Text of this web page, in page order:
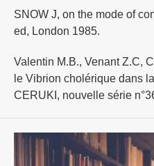
SNOW J, on the mode of
ed, London 1985.
Valentin M.B., Venant Z.C,
le Vibrion cholérique dans
CERUKI, nouvelle série